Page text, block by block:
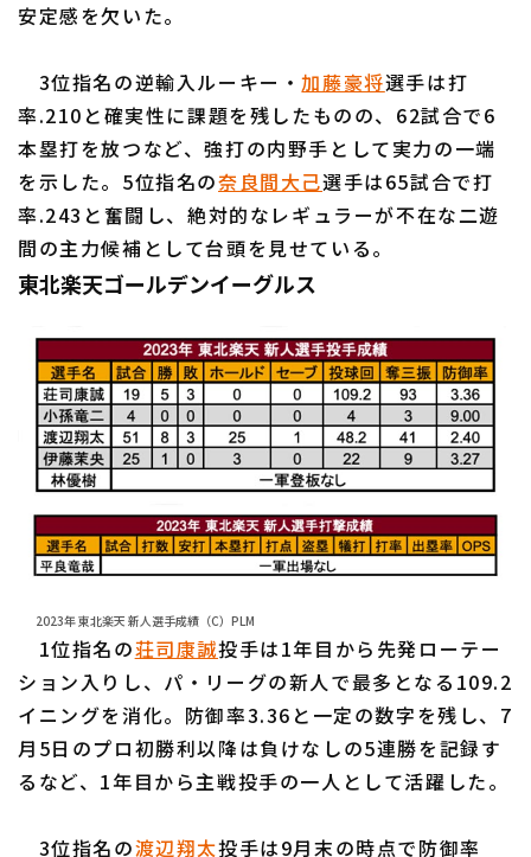
安定感を欠いた。
3位指名の逆輸入ルーキー・加藤豪将選手は打
率.210と確実性に課題を残したものの、62試合で6
本塁打を放つなど、強打の内野手として実力の一端
を示した。5位指名の奈良間大己選手は65試合で打
率.243と奮闘し、絶対的なレギュラーが不在な二遊
間の主力候補として台頭を見せている。
東北楽天ゴールデンイーグルス
2023年 東北楽天 新人選手成績（C）PLM
1位指名の荘司康誠投手は1年目から先発ローテー
ション入りし、パ・リーグの新人で最多となる109.2
イニングを消化。防御率3.36と一定の数字を残し、7
月5日のプロ初勝利以降は負けなしの5連勝を記録す
るなど、1年目から主戦投手の一人として活躍した。
3位指名の渡辺翔太投手は9月末の時点で防御率